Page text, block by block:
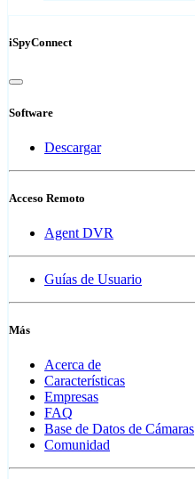
iSpyConnect
Software
Descargar
Acceso Remoto
Agent DVR
Guías de Usuario
Más
Acerca de
Características
Empresas
FAQ
Base de Datos de Cámaras
Comunidad